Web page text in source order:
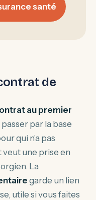
santé
de
au premier
par la base
qui n'a pas
une prise en
La
garde un lien
utile si vous faites